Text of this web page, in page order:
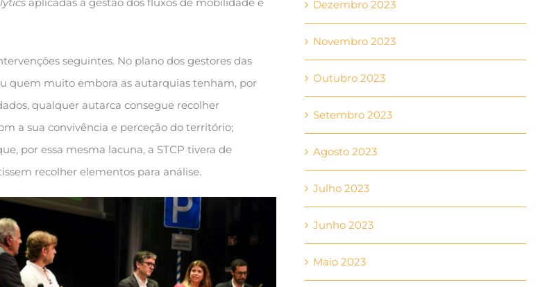
seguintes. No plano dos gestores das
quem muito embora as autarquias tenham, por
qualquer autarca consegue recolher
a sua convivência e perceção do território;
por essa mesma lacuna, a STCP tivera de
recolher elementos para análise.
Dezembro 2023
Novembro 2023
Outubro 2023
Setembro 2023
Agosto 2023
Julho 2023
Junho 2023
Maio 2023